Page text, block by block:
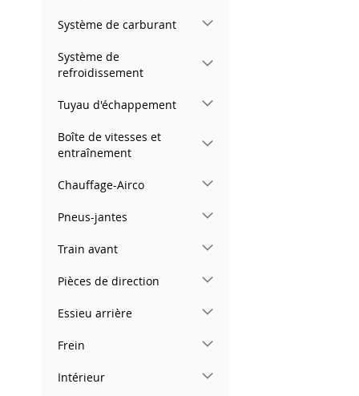
Système de carburant
Système de
refroidissement
Tuyau d'échappement
Boîte de vitesses et
entraînement
Chauffage-Airco
Pneus-jantes
Train avant
Pièces de direction
Essieu arrière
Frein
Intérieur